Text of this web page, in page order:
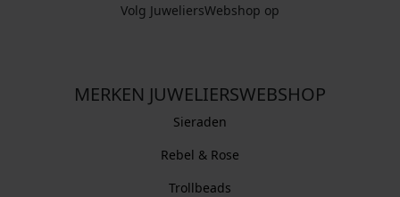
Volg JuweliersWebshop op
MERKEN JUWELIERSWEBSHOP
Sieraden
Rebel & Rose
Trollbeads